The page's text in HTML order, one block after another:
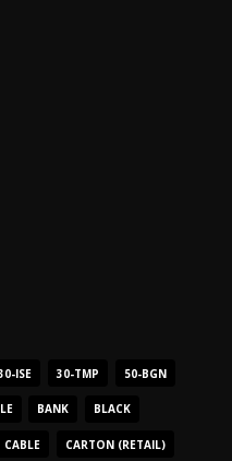
ISE 30-TMP 50-BGN
BANK BLACK
CABLE CARTON (RETAIL)